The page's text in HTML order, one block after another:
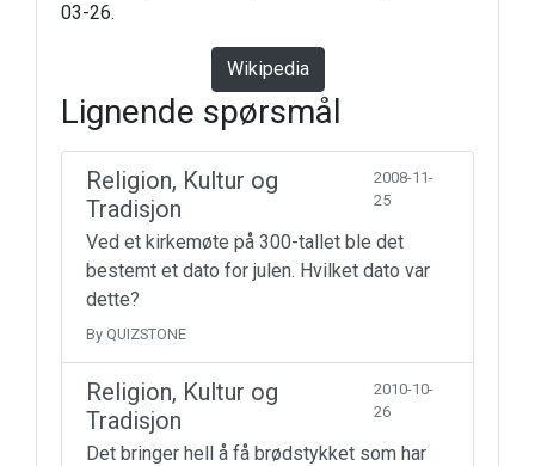
03-26.
Wikipedia
Lignende spørsmål
Religion, Kultur og
Tradisjon
2008-11-
25
Ved et kirkemøte på 300-tallet ble det
bestemt et dato for julen. Hvilket dato var
dette?
By QUIZSTONE
Religion, Kultur og
Tradisjon
2010-10-
26
Det bringer hell å få brødstykket som har